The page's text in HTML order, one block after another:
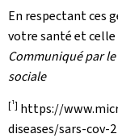
En respectant ces
votre santé et celle
Communiqué par
sociale
[1] https://
diseases/sars-cov-2